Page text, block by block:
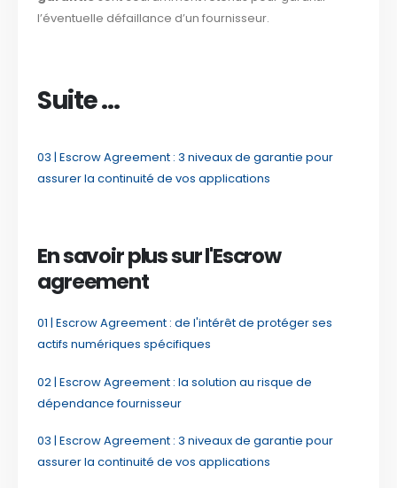
l’éventuelle défaillance d’un fournisseur.
Suite …
03 | Escrow Agreement : 3 niveaux de garantie pour
assurer la continuité de vos applications
En savoir plus sur l'Escrow
agreement
01 | Escrow Agreement : de l'intérêt de protéger ses
actifs numériques spécifiques
02 | Escrow Agreement : la solution au risque de
dépendance fournisseur
03 | Escrow Agreement : 3 niveaux de garantie pour
assurer la continuité de vos applications